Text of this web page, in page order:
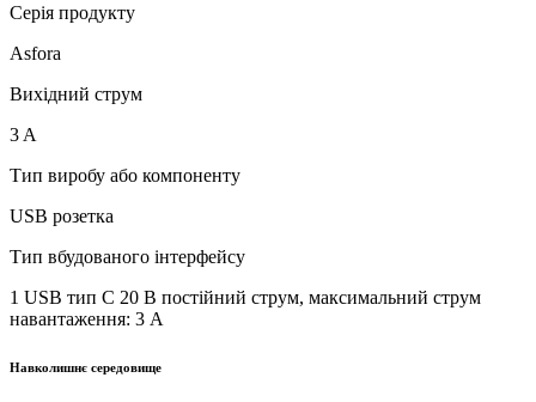
Серія продукту
Asfora
Вихідний струм
3 A
Тип виробу або компоненту
USB розетка
Тип вбудованого інтерфейсу
1 USB тип C 20 В постійний струм, максимальний струм
навантаження: 3 A
Навколишнє середовище